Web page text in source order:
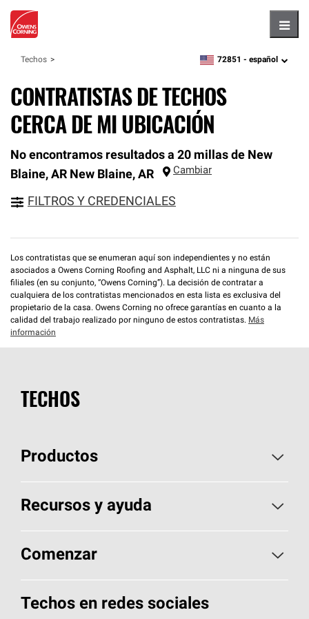
Techos zipcode, language
72851 - español
CONTRATISTAS DE TECHOS
CERCA DE MI UBICACIÓN
No encontramos resultados a 20 millas de New
Blaine, AR New Blaine, AR Cambiar
FILTROS Y CREDENCIALES
Los contratistas que se enumeran aquí son independientes y no están
asociados a Owens Corning Roofing and Asphalt, LLC ni a ninguna de sus
filiales (en su conjunto, “Owens Corning”). La decisión de contratar a
cualquiera de los contratistas mencionados en esta lista es exclusiva del
propietario de la casa. Owens Corning no ofrece garantías en cuanto a la
calidad del trabajo realizado por ninguno de estos contratistas. Más
información
TECHOS
Productos
Elija sus tejas
Encuentre un contratista
Componentes para techos
Recursos y ayuda
Aspectos básicos sobre techos
Herramientas de diseño y color
Comenzar
Llame al 1-800-GET-PINK®
Techos en redes sociales